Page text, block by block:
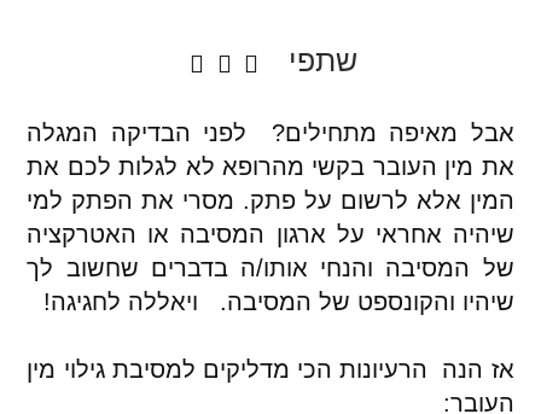
שתפי
אבל מאיפה מתחילים? לפני הבדיקה המגלה
את מין העובר בקשי מהרופא לא לגלות לכם את
המין אלא לרשום על פתק. מסרי את הפתק למי
שיהיה אחראי על ארגון המסיבה או האטרקציה
של המסיבה והנחי אותו/ה בדברים שחשוב לך
שיהיו והקונספט של המסיבה. ויאללה לחגיגה!
אז הנה הרעיונות הכי מדליקים למסיבת גילוי מין
העובר: